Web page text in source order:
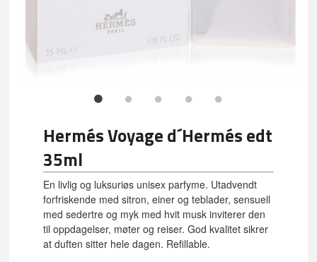
Hermés Voyage d´Hermés edt
35ml
En livlig og luksuriøs unisex parfyme. Utadvendt
forfriskende med sitron, einer og teblader, sensuell
med sedertre og myk med hvit musk inviterer den
til oppdagelser, møter og reiser. God kvalitet sikrer
at duften sitter hele dagen. Refillable.